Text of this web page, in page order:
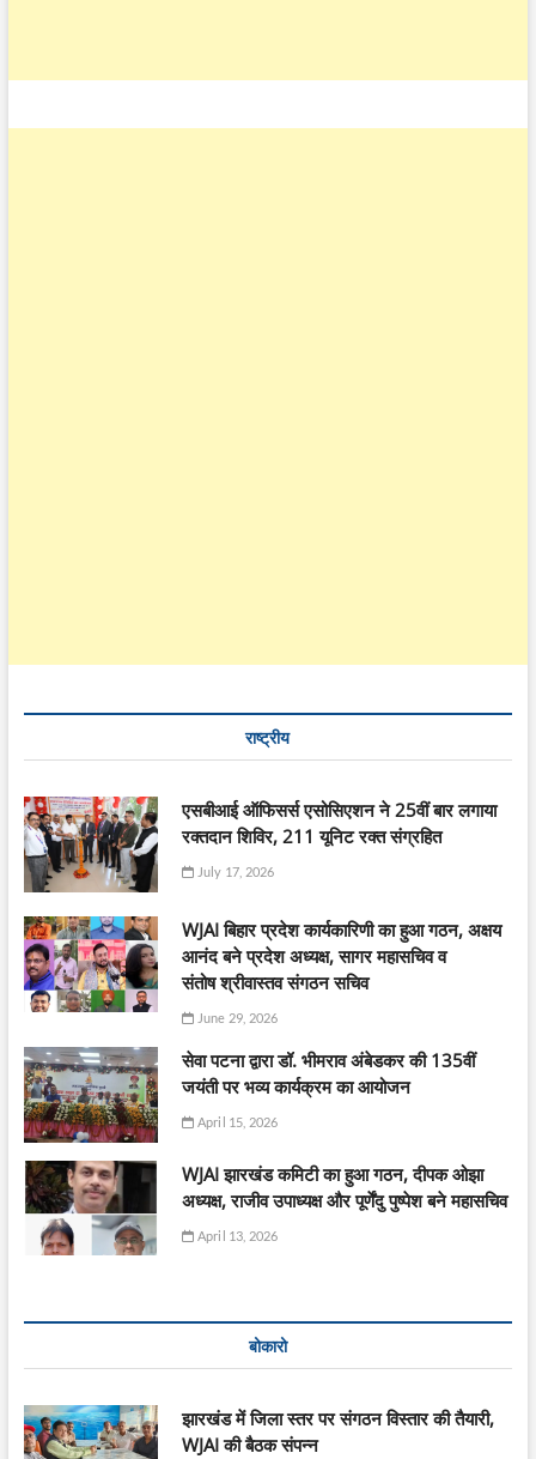
राष्ट्रीय
एसबीआई ऑफिसर्स एसोसिएशन ने 25वीं बार लगाया
रक्तदान शिविर, 211 यूनिट रक्त संग्रहित
July 17, 2026
WJAI बिहार प्रदेश कार्यकारिणी का हुआ गठन, अक्षय
आनंद बने प्रदेश अध्यक्ष, सागर महासचिव व
संतोष श्रीवास्तव संगठन सचिव
June 29, 2026
सेवा पटना द्वारा डॉ. भीमराव अंबेडकर की 135वीं
जयंती पर भव्य कार्यक्रम का आयोजन
April 15, 2026
WJAI झारखंड कमिटी का हुआ गठन, दीपक ओझा
अध्यक्ष, राजीव उपाध्यक्ष और पूर्णेंदु पुष्पेश बने महासचिव
April 13, 2026
बोकारो
झारखंड में जिला स्तर पर संगठन विस्तार की तैयारी,
WJAI की बैठक संपन्न